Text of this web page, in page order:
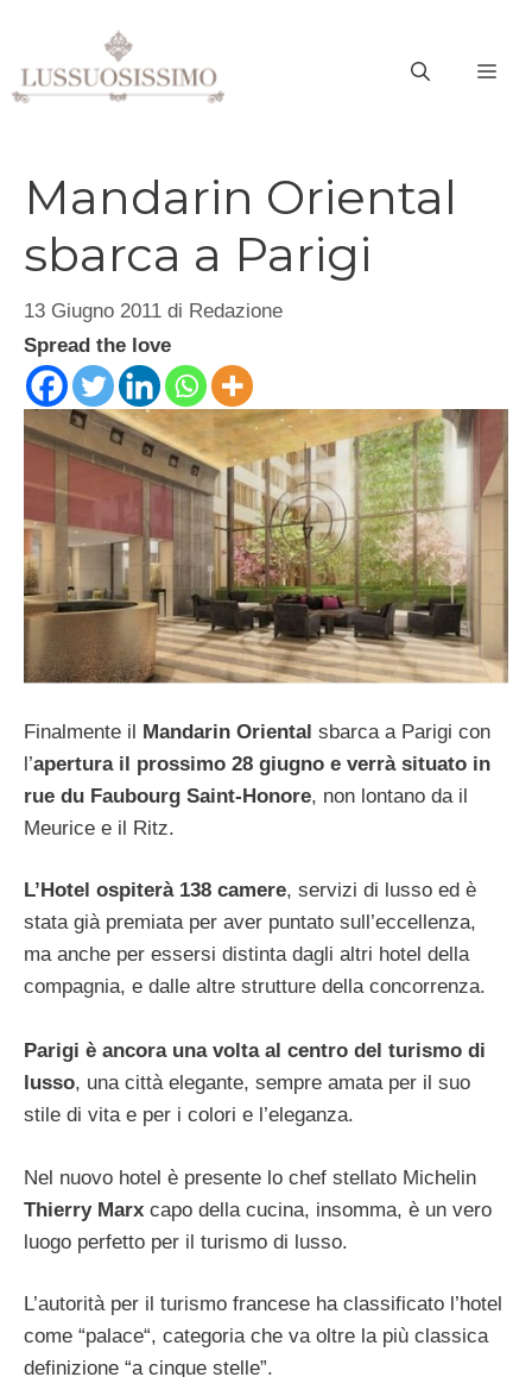
contenuto
Mandarin Oriental
sbarca a Parigi
13 Giugno 2011 di Redazione
Spread the love
Finalmente il Mandarin Oriental sbarca a Parigi con
l’apertura il prossimo 28 giugno e verrà situato in
rue du Faubourg Saint-Honore, non lontano da il
Meurice e il Ritz.
L’Hotel ospiterà 138 camere, servizi di lusso ed è
stata già premiata per aver puntato sull’eccellenza,
ma anche per essersi distinta dagli altri hotel della
compagnia, e dalle altre strutture della concorrenza.
Parigi è ancora una volta al centro del turismo di
lusso, una città elegante, sempre amata per il suo
stile di vita e per i colori e l’eleganza.
Nel nuovo hotel è presente lo chef stellato Michelin
Thierry Marx capo della cucina, insomma, è un vero
luogo perfetto per il turismo di lusso.
L’autorità per il turismo francese ha classificato l’hotel
come “palace“, categoria che va oltre la più classica
definizione “a cinque stelle”.